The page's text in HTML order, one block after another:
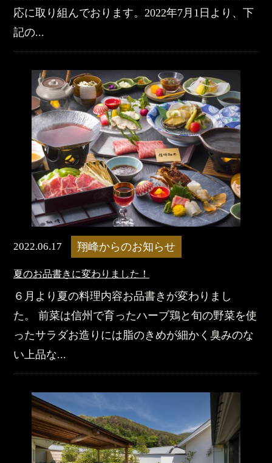
応に取り組んでおります。2022年7月1日より、下
記の...
2022.06.17 翔峰からのお知らせ
夏のお品書きに変わりました！
６月より夏の料理内容お品書きが変わりまし
た。 前菜は信州で育ったハーブ鶏と旬の野菜を使
ったサラダお造りには脂のきめが細かく臭みのな
い上品な...